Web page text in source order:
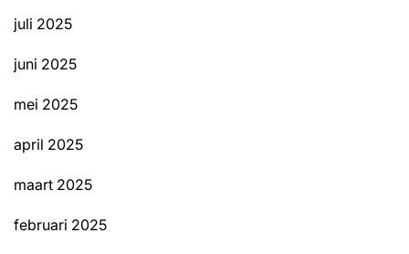
juli 2025
juni 2025
mei 2025
april 2025
maart 2025
februari 2025